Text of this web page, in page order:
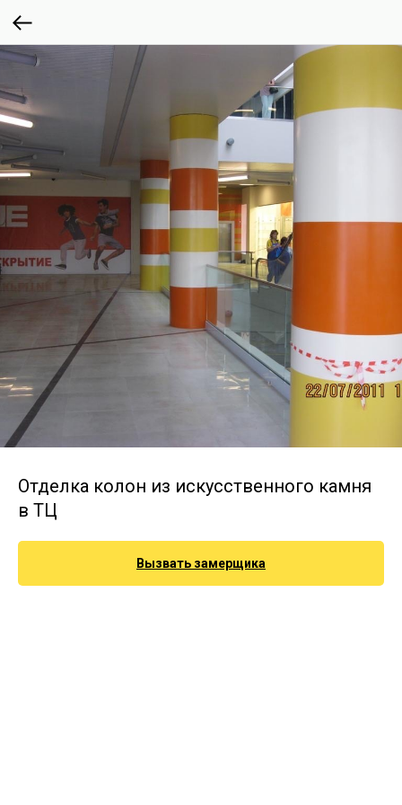
Отделка колон из искусственного камня
в ТЦ
Вызвать замерщика